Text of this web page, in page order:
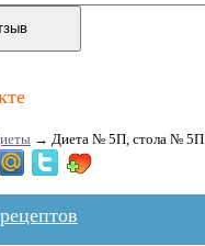
→ Диета № 5П, стола № 5П